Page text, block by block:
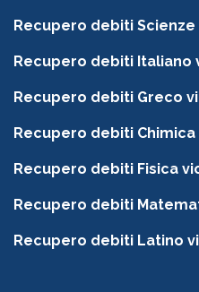
Recupero debiti
Recupero debiti Italiano
Recupero debiti Greco
Recupero debiti
Recupero debiti Fisica
Recupero debiti
Recupero debiti Latino